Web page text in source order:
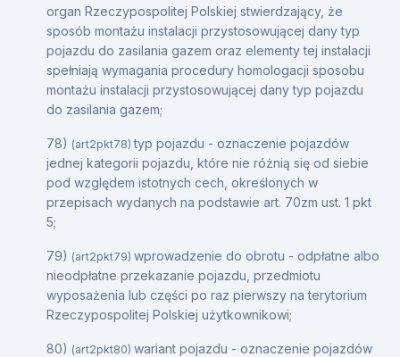
organ Rzeczypospolitej Polskiej stwierdzający, że
sposób montażu instalacji przystosowującej dany typ
pojazdu do zasilania gazem oraz elementy tej instalacji
spełniają wymagania procedury homologacji sposobu
montażu instalacji przystosowującej dany typ pojazdu
do zasilania gazem;
78) (art2pkt78)typ pojazdu - oznaczenie pojazdów
jednej kategorii pojazdu, które nie różnią się od siebie
pod względem istotnych cech, określonych w
przepisach wydanych na podstawie art. 70zm ust. 1 pkt
5;
79) (art2pkt79) wprowadzenie do obrotu - odpłatne albo
nieodpłatne przekazanie pojazdu, przedmiotu
wyposażenia lub części po raz pierwszy na terytorium
Rzeczypospolitej Polskiej użytkownikowi;
80) (art2pkt80) wariant pojazdu - oznaczenie pojazdów